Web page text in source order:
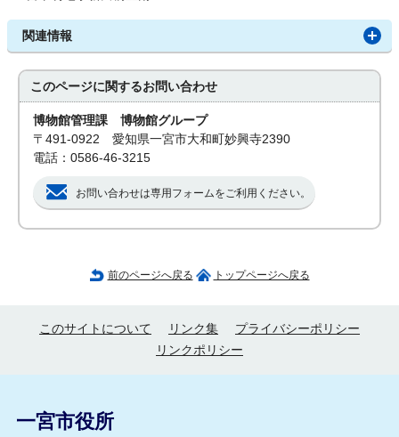
関連情報
このページに関するお問い合わせ
博物館管理課 博物館グループ
〒491-0922 愛知県一宮市大和町妙興寺2390
電話：0586-46-3215
お問い合わせは専用フォームをご利用ください。
前のページへ戻る トップページへ戻る
このサイトについて リンク集
プライバシーポリシー
リンクポリシー
一宮市役所